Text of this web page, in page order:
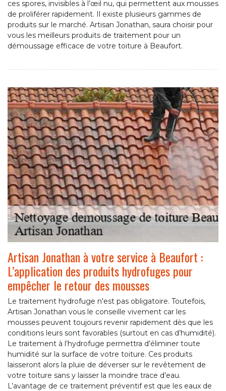
ces spores, invisibles à l’œil nu, qui permettent aux mousses
de proliférer rapidement. Il existe plusieurs gammes de
produits sur le marché. Artisan Jonathan, saura choisir pour
vous les meilleurs produits de traitement pour un
démoussage efficace de votre toiture à Beaufort.
Artisan Jonathan à votre service à Beaufort :
L’application des produits hydrofuges pour
empêcher le retour des mousses
Le traitement hydrofuge n'est pas obligatoire. Toutefois,
Artisan Jonathan vous le conseille vivement car les
mousses peuvent toujours revenir rapidement dès que les
conditions leurs sont favorables (surtout en cas d’humidité).
Le traitement à l’hydrofuge permettra d’éliminer toute
humidité sur la surface de votre toiture. Ces produits
laisseront alors la pluie de déverser sur le revêtement de
votre toiture sans y laisser la moindre trace d’eau.
L’avantage de ce traitement préventif est que les eaux de